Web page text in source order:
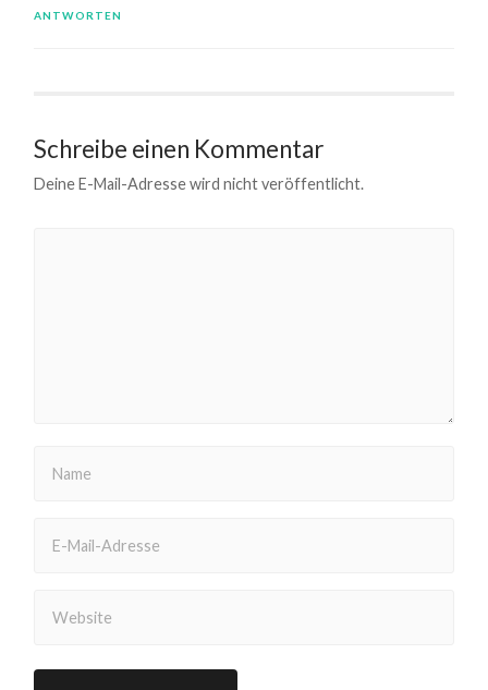
ANTWORTEN
Schreibe einen Kommentar
Deine E-Mail-Adresse wird nicht veröffentlicht.